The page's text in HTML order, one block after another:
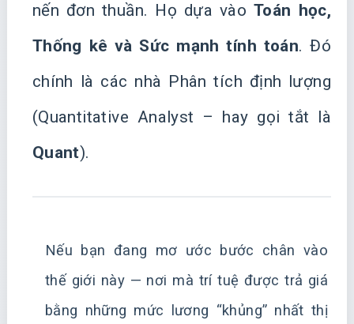
nến đơn thuần. Họ dựa vàoToán học,
Thống kê và Sức mạnh tính toán. Đó
chính là các nhà Phân tích định lượng
(Quantitative Analyst – hay gọi tắt là
Quant).
Nếu bạn đang mơ ước bước chân vào
thế giới này — nơi mà trí tuệ được trả giá
bằng những mức lương “khủng” nhất thị